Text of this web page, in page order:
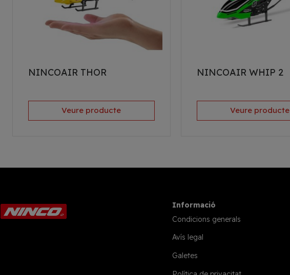
NINCOAIR THOR
Veure producte
NINCOAIR WHIP 2
Veure producte
Informació
Condicions generals
Avís legal
Galetes